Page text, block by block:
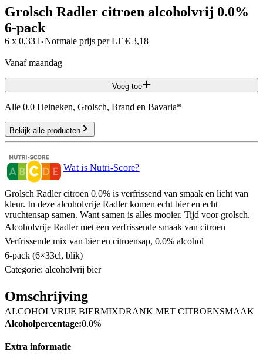
Grolsch Radler citroen alcoholvrij 0.0%
6-pack
6 x 0,33 l·Normale prijs per LT € 3,18
vanaf maandag
Voeg toe
Alle 0.0 Heineken, Grolsch, Brand en Bavaria*
Bekijk alle producten
Wat is Nutri-Score?
Grolsch Radler citroen 0.0% is verfrissend van smaak en licht van
kleur. In deze alcoholvrije Radler komen echt bier en echt
vruchtensap samen. Want samen is alles mooier. Tijd voor grolsch.
Alcoholvrije Radler met een verfrissende smaak van citroen
Verfrissende mix van bier en citroensap, 0.0% alcohol
6-pack (6×33cl, blik)
Categorie: alcoholvrij bier
Omschrijving
ALCOHOLVRIJE BIERMIXDRANK MET CITROENSMAAK
Alcoholpercentage:0.0%
Extra informatie